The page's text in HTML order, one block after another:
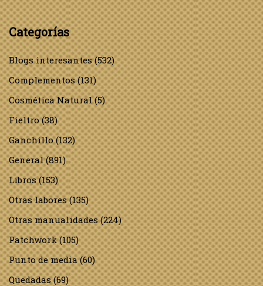
Categorías
Blogs interesantes(532)
Complementos(131)
Cosmética Natural(5)
Fieltro(38)
Ganchillo(132)
General(891)
Libros(153)
Otras labores(135)
Otras manualidades(224)
Patchwork(105)
Punto de media(60)
Quedadas(69)